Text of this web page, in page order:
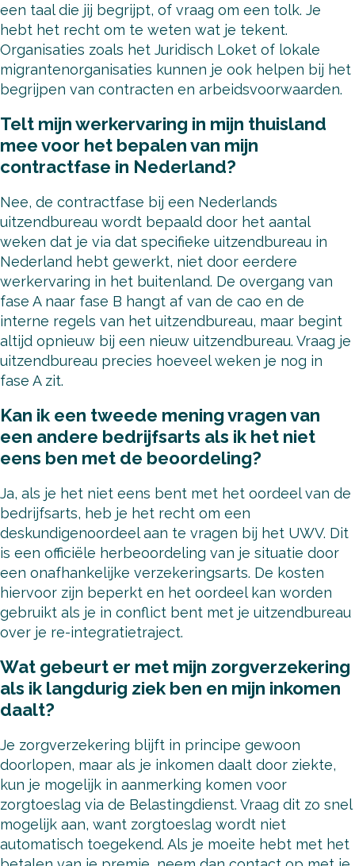
een taal die jij begrijpt, of vraag om een tolk. Je
hebt het recht om te weten wat je tekent.
Organisaties zoals het Juridisch Loket of lokale
migrantenorganisaties kunnen je ook helpen bij het
begrijpen van contracten en arbeidsvoorwaarden.
Telt mijn werkervaring in mijn thuisland
mee voor het bepalen van mijn
contractfase in Nederland?
Nee, de contractfase bij een Nederlands
uitzendbureau wordt bepaald door het aantal
weken dat je via dat specifieke uitzendbureau in
Nederland hebt gewerkt, niet door eerdere
werkervaring in het buitenland. De overgang van
fase A naar fase B hangt af van de cao en de
interne regels van het uitzendbureau, maar begint
altijd opnieuw bij een nieuw uitzendbureau. Vraag je
uitzendbureau precies hoeveel weken je nog in
fase A zit.
Kan ik een tweede mening vragen van
een andere bedrijfsarts als ik het niet
eens ben met de beoordeling?
Ja, als je het niet eens bent met het oordeel van de
bedrijfsarts, heb je het recht om een
deskundigenoordeel aan te vragen bij het UWV. Dit
is een officiële herbeoordeling van je situatie door
een onafhankelijke verzekeringsarts. De kosten
hiervoor zijn beperkt en het oordeel kan worden
gebruikt als je in conflict bent met je uitzendbureau
over je re-integratietraject.
Wat gebeurt er met mijn zorgverzekering
als ik langdurig ziek ben en mijn inkomen
daalt?
Je zorgverzekering blijft in principe gewoon
doorlopen, maar als je inkomen daalt door ziekte,
kun je mogelijk in aanmerking komen voor
zorgtoeslag via de Belastingdienst. Vraag dit zo snel
mogelijk aan, want zorgtoeslag wordt niet
automatisch toegekend. Als je moeite hebt met het